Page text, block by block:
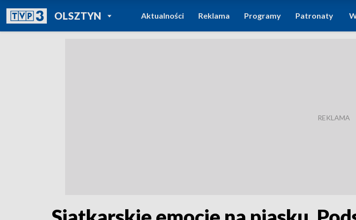
OLSZTYNPOWRÓT DO
TVP REGIONY
Aktualności Reklama Programy Patronaty